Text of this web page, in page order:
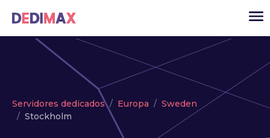
VPS
Servidores dedicados
Servidores dedicados Europa
Sweden
Stockholm